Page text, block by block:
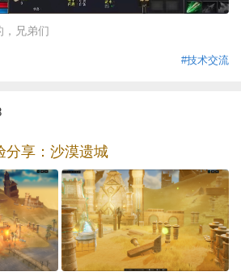
，兄弟们
#技术交流
分享：沙漠遗城